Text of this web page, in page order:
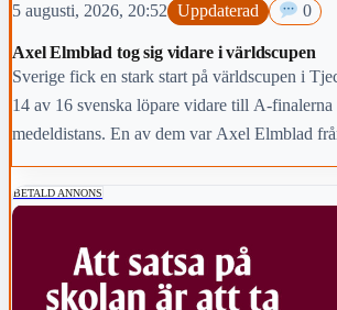
5 augusti, 2026, 20:52 Uppdaterad 0
Axel Elmblad tog sig vidare i världscupen
Sverige fick en stark start på världscupen i
14 av 16 svenska löpare vidare till A-
medeldistans. En av dem var Axel Elmblad
BETALD ANNONS